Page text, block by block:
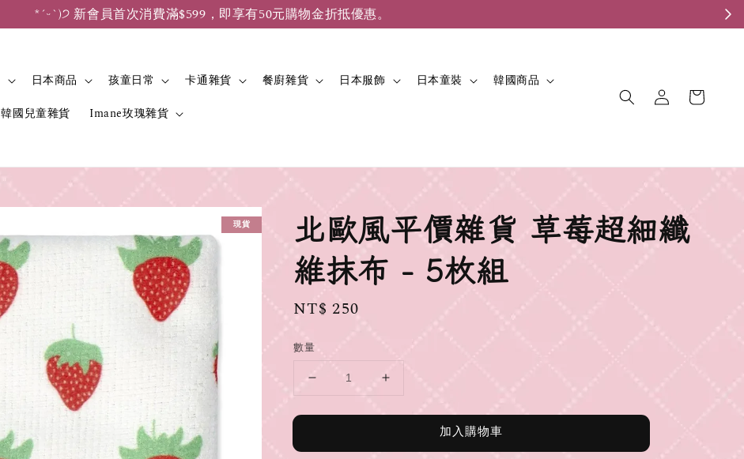
*ˊᵕˋ)੭ 新會員首次消費滿$599，即享有50元購物金折抵優惠。
日本商品 孩童日常 卡通雜貨 餐廚雜貨 日本服飾 日本童裝
韓國商品
韓國兒童雜貨 Imane玫瑰雜貨
現貨
北歐風平價雜貨 草莓超細纖
維抹布 - 5枚組
Regular
NT$ 250
數量
加入購物車